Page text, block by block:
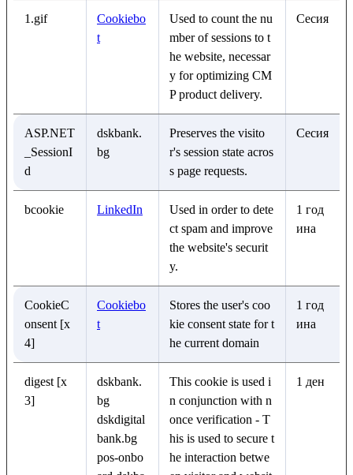
1.gif
Cookiebo
t
Used to count the nu
mber of sessions to t
he website, necessar
y for optimizing CM
P product delivery.
Сесия
ASP.NET
_SessionI
d
dskbank.
bg
Preserves the visito
r's session state acros
s page requests.
Сесия
bcookie LinkedIn
Used in order to dete
ct spam and improve
the website's securit
y.
1 год
ина
CookieC
onsent [x
4]
Cookiebo
t
Stores the user's coo
kie consent state for t
he current domain
1 год
ина
digest [x
3]
dskbank.
bg
dskdigital
bank.bg
pos-onbo
This cookie is used i
n conjunction with n
once verification - T
his is used to secure t
he interaction betwe
1 ден